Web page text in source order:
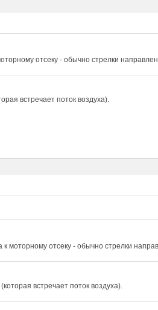
отсеку - обычно стрелки
встречает поток воздуха).
моторному отсеку - обычно стрелки
встречает поток воздуха).